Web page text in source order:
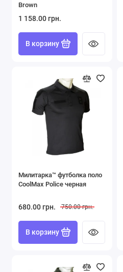
Brown
1 158.00 грн.
В корзину
Милитарка™ футболка поло
CoolMax Police черная
680.00 грн. 750.00 грн.
В корзину